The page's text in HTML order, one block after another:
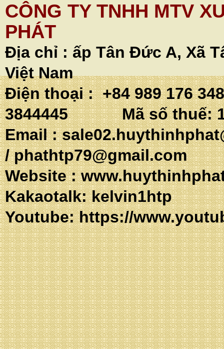
CÔNG TY TNHH MTV
PHÁT
Địa chỉ : ấp Tân Đức A, Xã
Việt Nam
Điện thoại : +84 989 176
3844445 Mã số thuế:
Email :
/phathtp79@gmail.com
Website :
Kakaotalk:
Youtube:https://